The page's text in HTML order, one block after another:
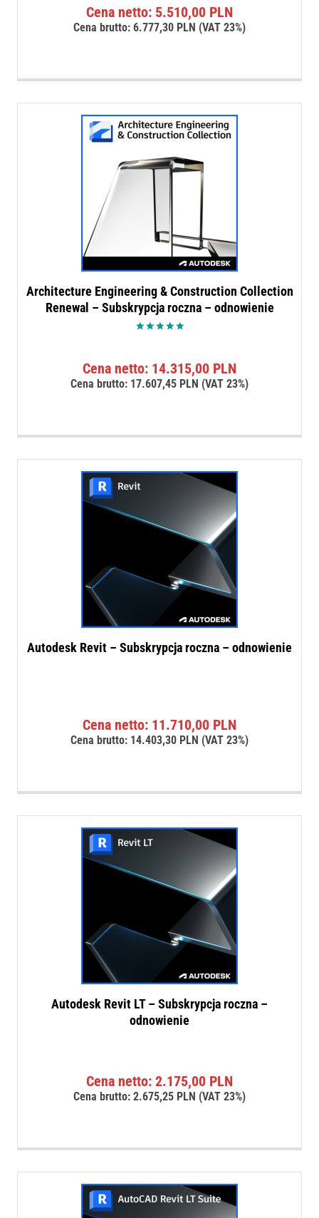
Cena netto: 5.510,00 PLN
Cena brutto:6.777,30 PLN (VAT 23%)
Architecture Engineering & Construction Collection
Renewal – Subskrypcja roczna – odnowienie
Cena netto: 14.315,00 PLN
Cena brutto: 17.607,45 PLN (VAT 23%)
Autodesk Revit – Subskrypcja roczna – odnowienie
Cena netto: 11.710,00 PLN
Cena brutto: 14.403,30 PLN (VAT 23%)
Autodesk Revit LT – Subskrypcja roczna –
odnowienie
Cena netto:2.175,00 PLN
Cena brutto:2.675,25 PLN (VAT 23%)